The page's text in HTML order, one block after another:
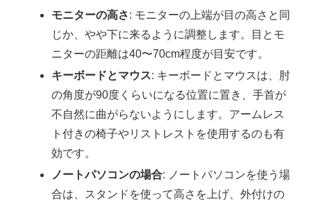
モニターの高さ: モニターの上端が目の高さと同
じか、やや下に来るように調整します。目とモ
ニターの距離は40〜70cm程度が目安です。
キーボードとマウス: キーボードとマウスは、肘
の角度が90度くらいになる位置に置き、手首が
不自然に曲がらないようにします。アームレス
ト付きの椅子やリストレストを使用するのも有
効です。
ノートパソコンの場合: ノートパソコンを使う場
合は、スタンドを使って高さを上げ、外付けの